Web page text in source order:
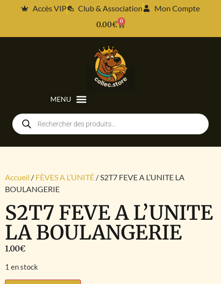
Accès VIP Club & Association
Mon Compte
0.00€ 0
Accueil / FÈVES A L’UNITÉ / S2T7 FEVE A L’UNITE LA
BOULANGERIE
S2T7 FEVE A L’UNITE
LA BOULANGERIE
1.00€
1 en stock